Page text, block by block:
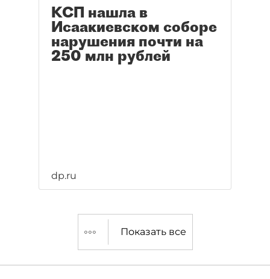
КСП нашла в
Исаакиевском соборе
нарушения почти на
250 млн рублей
dp.ru
Показать все